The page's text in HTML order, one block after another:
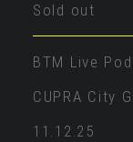
Sold out
BTM Live
CUPRA City
11.12.25